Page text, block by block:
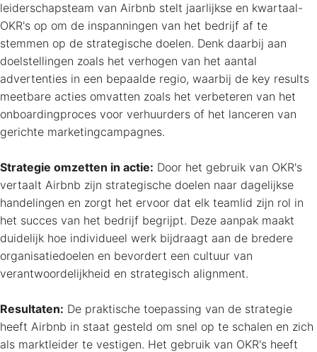
leiderschapsteam van Airbnb stelt jaarlijkse en kwartaal-
OKR's op om de inspanningen van het bedrijf af te
stemmen op de strategische doelen. Denk daarbij aan
doelstellingen zoals het verhogen van het aantal
advertenties in een bepaalde regio, waarbij de key results
meetbare acties omvatten zoals het verbeteren van het
onboardingproces voor verhuurders of het lanceren van
gerichte marketingcampagnes.
Strategie omzetten in actie: Door het gebruik van OKR's
vertaalt Airbnb zijn strategische doelen naar dagelijkse
handelingen en zorgt het ervoor dat elk teamlid zijn rol in
het succes van het bedrijf begrijpt. Deze aanpak maakt
duidelijk hoe individueel werk bijdraagt aan de bredere
organisatiedoelen en bevordert een cultuur van
verantwoordelijkheid en strategisch alignment.
Resultaten: De praktische toepassing van de strategie
heeft Airbnb in staat gesteld om snel op te schalen en zich
als marktleider te vestigen. Het gebruik van OKR's heeft